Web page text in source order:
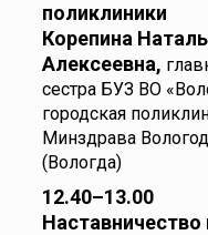
поликлиники
Корепина
Алексеевна,
сестра БУЗ ВО
городская
Минздрава
(Вологда)
12.40–13.00
Наставничество